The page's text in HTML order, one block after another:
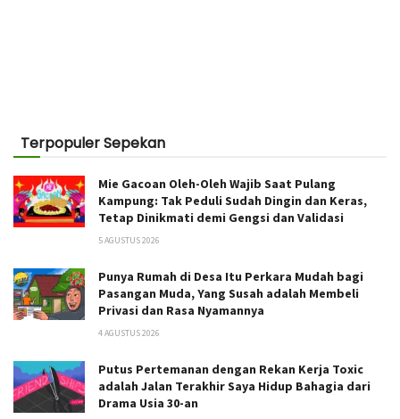
Terpopuler Sepekan
Mie Gacoan Oleh-Oleh Wajib Saat Pulang
Kampung: Tak Peduli Sudah Dingin dan Keras,
Tetap Dinikmati demi Gengsi dan Validasi
5 AGUSTUS 2026
Punya Rumah di Desa Itu Perkara Mudah bagi
Pasangan Muda, Yang Susah adalah Membeli
Privasi dan Rasa Nyamannya
4 AGUSTUS 2026
Putus Pertemanan dengan Rekan Kerja Toxic
adalah Jalan Terakhir Saya Hidup Bahagia dari
Drama Usia 30-an